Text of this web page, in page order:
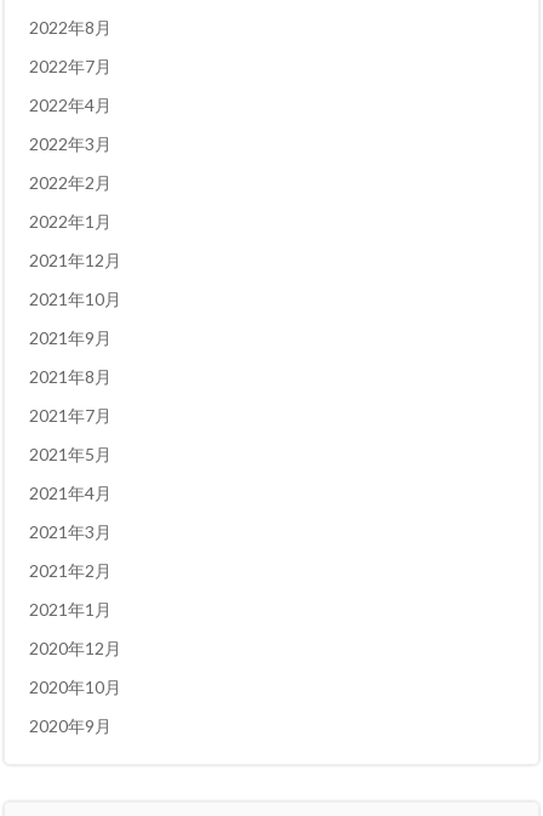
2022年8月
2022年7月
2022年4月
2022年3月
2022年2月
2022年1月
2021年12月
2021年10月
2021年9月
2021年8月
2021年7月
2021年5月
2021年4月
2021年3月
2021年2月
2021年1月
2020年12月
2020年10月
2020年9月